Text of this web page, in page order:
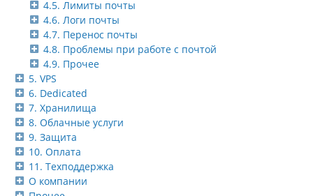
4.5. Лимиты почты
4.6. Логи почты
4.7. Перенос почты
4.8. Проблемы при работе с почтой
4.9. Прочее
5. VPS
6. Dedicated
7. Хранилища
8. Облачные услуги
9. Защита
10. Оплата
11. Техподдержка
О компании